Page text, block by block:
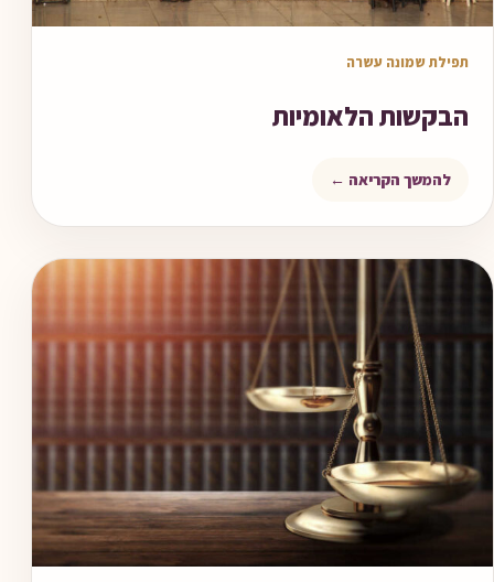
תפילת שמונה עשרה
הבקשות הלאומיות
להמשך הקריאה ←